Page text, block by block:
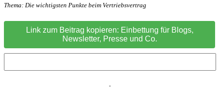
Thema: Die wichtigsten Punkte beim Vertriebsvertrag
Link zum Beitrag kopieren: Einbettung für Blogs,
Newsletter, Presse und Co.
-